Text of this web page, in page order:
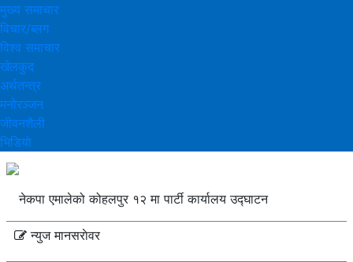
मुख्य समाचार
विचार/ब्लग
विश्व समाचार
खेलकुद
अर्थतन्त्र
मनोरञ्‍जन
जीवनशैली
भिडियाे
नेकपा एमालेको कोहलपुर १२ मा पार्टी कार्यालय उद्घाटन
न्युज मानसराेवर